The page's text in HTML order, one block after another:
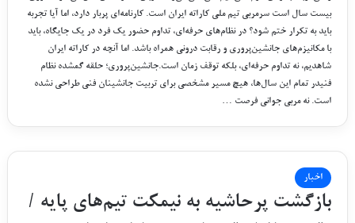
بیست سال است سرمربی تیم ملی کاراته ایران است. کارنامه‌ای پربار دارد، اما آیا تجربه
باید به تکرار ختم شود؟ در نظام‌های حرفه‌ای، تداوم حضور یک فرد در یک جایگاه، باید
با مکانیزم‌های جانشین‌پروری و رقابت درونی همراه باشد. اما آنچه در کاراته ایران
شاهدیم، نه تداوم حرفه‌ای، بلکه توقف زمان است.جانشین‌پروری؛ حلقه گمشده نظام
فنیدر تمام این سال‌ها، هیچ مسیر مشخصی برای تربیت جانشینان فنی طراحی نشده
است. نه مربی جوانی فرصت …
اخبار
بازگشت پرحاشیه به نیمکت تیم‌های پایه /